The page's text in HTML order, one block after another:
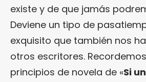
existe y de que jamás
Deviene un tipo de
exquisito que también nos
otros escritores.
principios de novela de «Si